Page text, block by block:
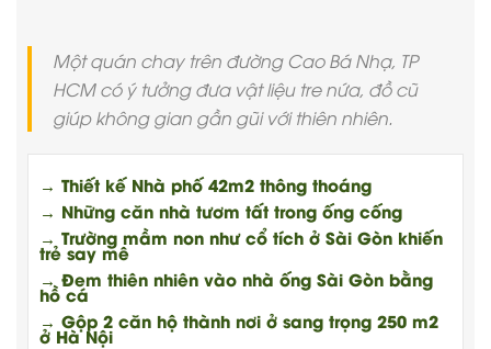
Một quán chay trên đường Cao Bá Nhạ, TP
HCM có ý tưởng đưa vật liệu tre nứa, đồ cũ
giúp không gian gần gũi với thiên nhiên.
→ Thiết kế Nhà phố 42m2 thông thoáng
→ Những căn nhà tươm tất trong ống cống
→ Trường mầm non như cổ tích ở Sài Gòn khiến
trẻ say mê
→ Đem thiên nhiên vào nhà ống Sài Gòn bằng
hồ cá
→ Gộp 2 căn hộ thành nơi ở sang trọng 250 m2
ở Hà Nội